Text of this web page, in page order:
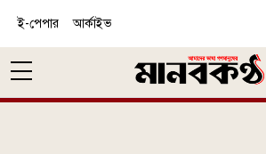
ই-পেপার আর্কাইভ